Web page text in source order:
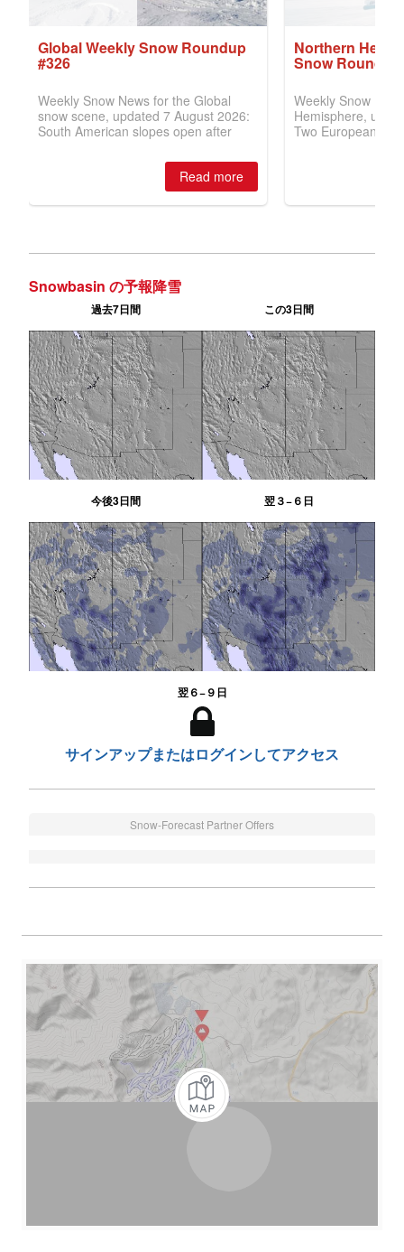
Snowbasin の予報降雪
過去7日間 この3日間
今後3日間 翌３−６日
翌６−９日
サインアップまたはログインしてアクセス
Snow-Forecast Partner Offers